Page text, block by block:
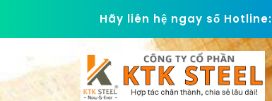
content
Hãy liên hệ ngay số Hotline: